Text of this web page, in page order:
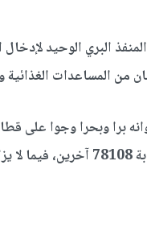
البري الوحيد
من المساعدات الغذائية
عن استشهاد 34735 مواطنا، أغلبيتهم من الأطفال